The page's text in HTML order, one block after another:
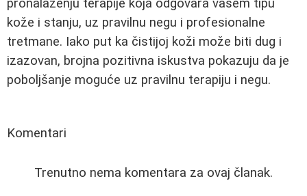
pronalaženju terapije koja odgovara vašem tipu
kože i stanju, uz pravilnu negu i profesionalne
tretmane. Iako put ka čistijoj koži može biti dug i
izazovan, brojna pozitivna iskustva pokazuju da je
poboljšanje moguće uz pravilnu terapiju i negu.
Komentari
Trenutno nema komentara za ovaj članak.